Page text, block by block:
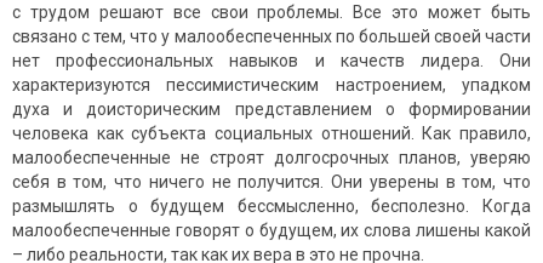
с трудом решают все свои проблемы. Все это может быть
связано с тем, что у малообеспеченных по большей своей части
нет профессиональных навыков и качеств лидера. Они
характеризуются пессимистическим настроением, упадком
духа и доисторическим представлением о формировании
человека как субъекта социальных отношений. Как правило,
малообеспеченные не строят долгосрочных планов, уверяю
себя в том, что ничего не получится. Они уверены в том, что
размышлять о будущем бессмысленно, бесполезно. Когда
малообеспеченные говорят о будущем, их слова лишены какой
– либо реальности, так как их вера в это не прочна.